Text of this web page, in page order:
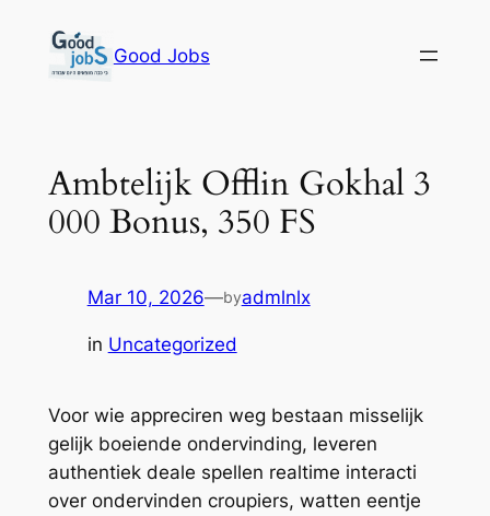
content
Good Jobs
Ambtelijk Offlin Gokhal 3
000 Bonus, 350 FS
Mar 10, 2026—byadmlnlx
in Uncategorized
Voor wie appreciren weg bestaan misselijk
gelijk boeiende ondervinding, leveren
authentiek deale spellen realtime interacti
over ondervinden croupiers, watten eentje